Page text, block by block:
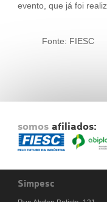
evento, que já foi
Fonte: FIESC
somos afiliados:
Simpesc